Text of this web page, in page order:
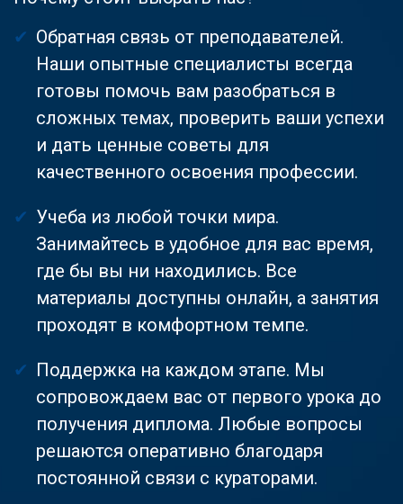
Обратная связь от преподавателей.
Наши опытные специалисты всегда
готовы помочь вам разобраться в
сложных темах, проверить ваши успехи
и дать ценные советы для
качественного освоения профессии.
Учеба из любой точки мира.
Занимайтесь в удобное для вас время,
где бы вы ни находились. Все
материалы доступны онлайн, а занятия
проходят в комфортном темпе.
Поддержка на каждом этапе. Мы
сопровождаем вас от первого урока до
получения диплома. Любые вопросы
решаются оперативно благодаря
постоянной связи с кураторами.